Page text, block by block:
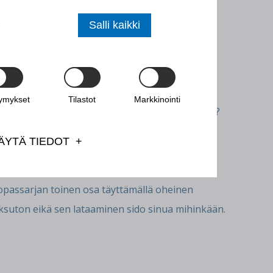
Salli kaikki
Tilastot Markkinointi
TIEDOT
vastauksia
kysymyksiin:
johtamisella on tuottavuuteen ja hyvinvointiin?
paremmin?
toinen osa täyttämällä oheinen
eikä sen lataaminen sido sinua mihinkään.